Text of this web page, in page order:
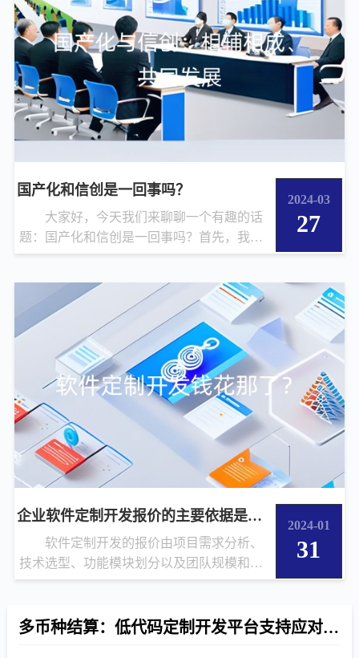
国产化和信创是一回事吗？
大家好，今天我们来聊聊一个有趣的话
题：国产化和信创是一回事吗？首先，我们
要明确什么是国产化和信创。国...
2024-03
27
企业软件定制开发报价的主要依据是什么？
软件定制开发的报价由项目需求分析、
技术选型、功能模块划分以及团队规模和人
员配置等因素决定，重庆壹博专...
2024-01
31
多币种结算：低代码定制开发平台支持应对进出口贸易汇率风险